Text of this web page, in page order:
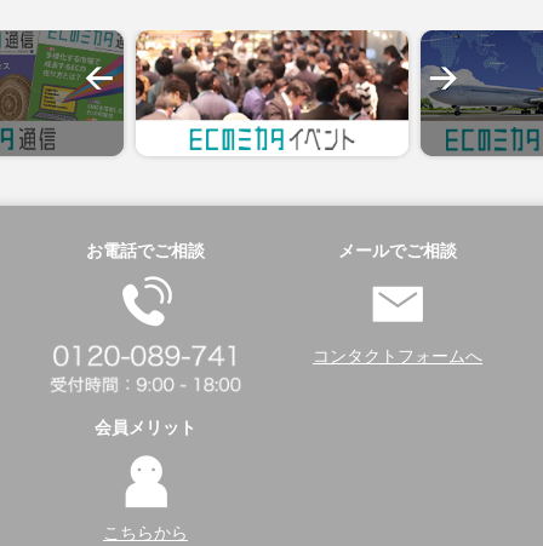
お電話でご相談 メールでご相談
コンタクトフォームへ
会員メリット
こちらから